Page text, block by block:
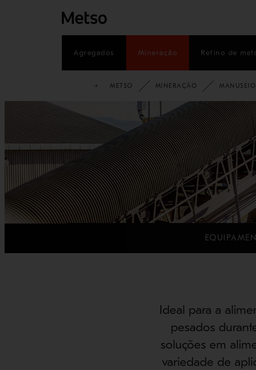
Agregados Mineração Refino de
METSO MINERAÇÃO
Ideal para a
pesados
soluções em
variedade de